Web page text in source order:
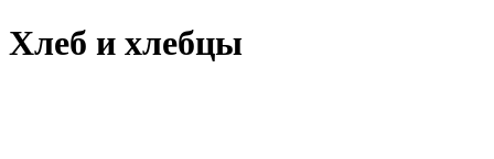
Хлеб и хлебцы